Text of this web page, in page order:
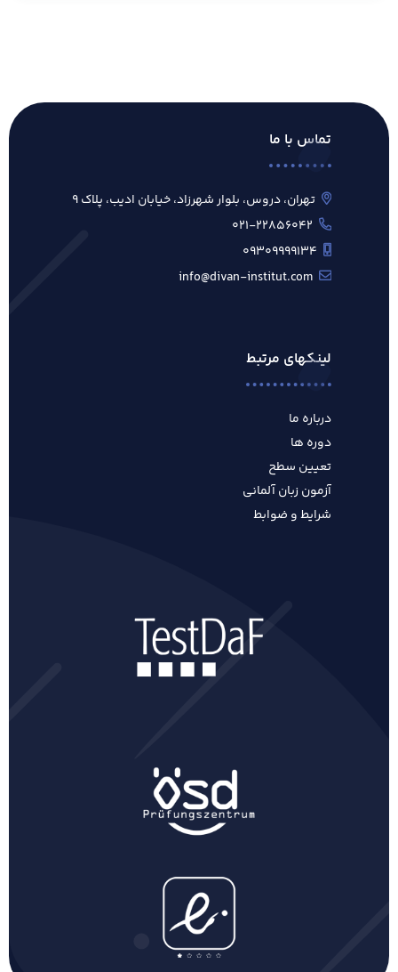
تماس با ما
تهران، دروس، بلوار شهرزاد، خیابان ادیب، پلاک ۹
لینکهای مرتبط
درباره ما
دوره ها
تعیین سطح
آزمون زبان آلمانی
شرایط و ضوابط